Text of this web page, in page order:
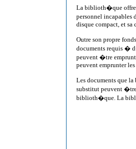
La biblioth�que offre
personnel incapables
disque compact, et
Outre son propre
documents requis �
peuvent �tre
peuvent emprunter
Les documents que
substitut peuvent
biblioth�que. La